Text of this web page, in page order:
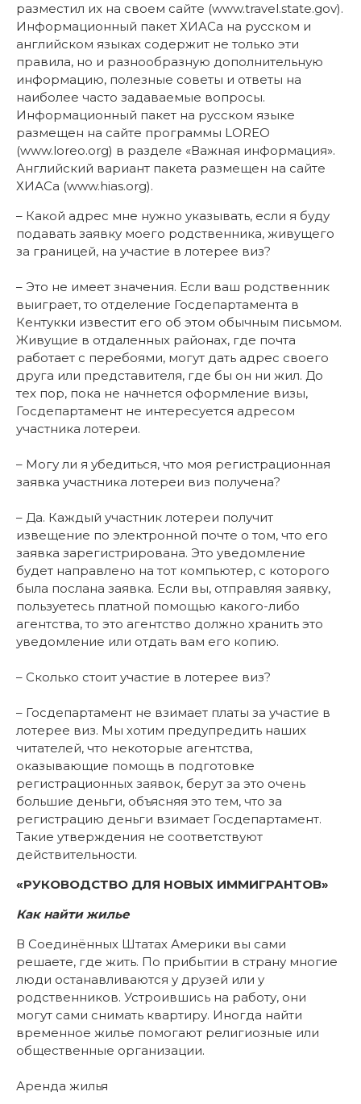
разместил их на своем сайте (www.travel.state.gov).
Информационный пакет ХИАСа на русском и
английском языках содержит не только эти
правила, но и разнообразную дополнительную
информацию, полезные советы и ответы на
наиболее часто задаваемые вопросы.
Информационный пакет на русском языке
размещен на сайте программы LOREO
(www.loreo.org) в разделе «Важная информация».
Английский вариант пакета размещен на сайте
ХИАСа (www.hias.org).
– Какой адрес мне нужно указывать, если я буду
подавать заявку моего родственника, живущего
за границей, на участие в лотерее виз?
– Это не имеет значения. Если ваш родственник
выиграет, то отделение Госдепартамента в
Кентукки известит его об этом обычным письмом.
Живущие в отдаленных районах, где почта
работает с перебоями, могут дать адрес своего
друга или представителя, где бы он ни жил. До
тех пор, пока не начнется оформление визы,
Госдепартамент не интересуется адресом
участника лотереи.
– Могу ли я убедиться, что моя регистрационная
заявка участника лотереи виз получена?
– Да. Каждый участник лотереи получит
извещение по электронной почте о том, что его
заявка зарегистрирована. Это уведомление
будет направлено на тот компьютер, с которого
была послана заявка. Если вы, отправляя заявку,
пользуетесь платной помощью какого-либо
агентства, то это агентство должно хранить это
уведомление или отдать вам его копию.
– Сколько стоит участие в лотерее виз?
– Госдепартамент не взимает платы за участие в
лотерее виз. Мы хотим предупредить наших
читателей, что некоторые агентства,
оказывающие помощь в подготовке
регистрационных заявок, берут за это очень
большие деньги, объясняя это тем, что за
регистрацию деньги взимает Госдепартамент.
Такие утверждения не соответствуют
действительности.
«РУКОВОДСТВО ДЛЯ НОВЫХ ИММИГРАНТОВ»
Как найти жилье
В Соединённых Штатах Америки вы сами
решаете, где жить. По прибытии в страну многие
люди останавливаются у друзей или у
родственников. Устроившись на работу, они
могут сами снимать квартиру. Иногда найти
временное жилье помогают религиозные или
общественные организации.
Аренда жилья